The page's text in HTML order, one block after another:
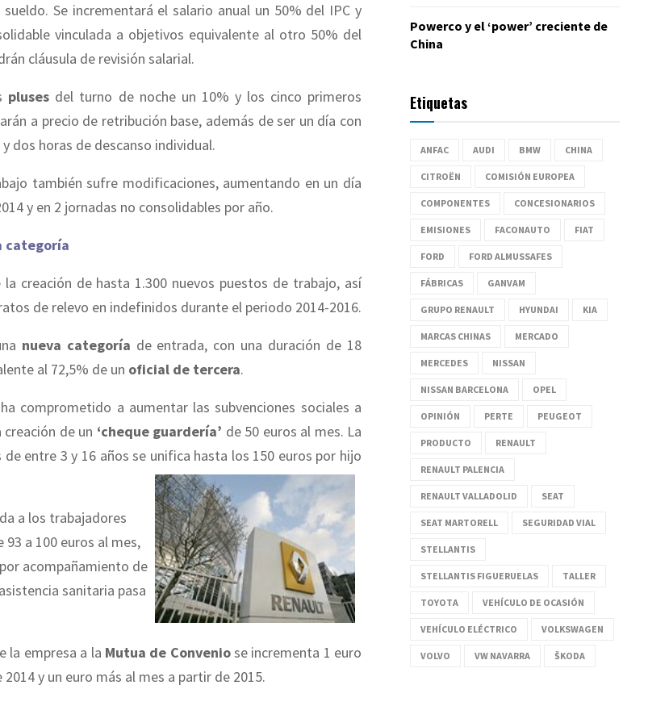
Se incrementará el salario anual un 50% del IPC y
vinculada a objetivos equivalente al otro 50% del
cláusula de revisión salarial.
pluses del turno de noche un 10% y los cinco primeros
a precio de retribución base, además de ser un día con
dos horas de descanso individual.
también sufre modificaciones, aumentando en un día
y en 2 jornadas no consolidables por año.
categoría
creación de hasta 1.300 nuevos puestos de trabajo, así
de relevo en indefinidos durante el periodo 2014-2016.
nueva categoría de entrada, con una duración de 18
al 72,5% de un oficial de tercera.
comprometido a aumentar las subvenciones sociales a
de un ‘cheque guardería’ de 50 euros al mes. La
de entre 3 y 16 años se unifica hasta los 150 euros por hijo
a los trabajadores
a 100 euros al mes,
acompañamiento de
sanitaria pasa
la empresa a la Mutua de Conveniose incrementa 1 euro
y un euro más al mes a partir de 2015.
Powerco y el ‘power’ creciente de
China
Etiquetas
ANFAC AUDI BMW CHINA
CITROËN COMISIÓN EUROPEA
COMPONENTES CONCESIONARIOS
EMISIONES FACONAUTO FIAT
FORD FORD ALMUSSAFES
FÁBRICAS GANVAM
GRUPO RENAULT HYUNDAI KIA
MARCAS CHINAS MERCADO
MERCEDES NISSAN
NISSAN BARCELONA OPEL
OPINIÓN PERTE PEUGEOT
PRODUCTO RENAULT
RENAULT PALENCIA
RENAULT VALLADOLID SEAT
SEAT MARTORELL SEGURIDAD VIAL
STELLANTIS
STELLANTIS FIGUERUELAS TALLER
TOYOTA VEHÍCULO DE OCASIÓN
VEHÍCULO ELÉCTRICO VOLKSWAGEN
VOLVO VW NAVARRA ŠKODA